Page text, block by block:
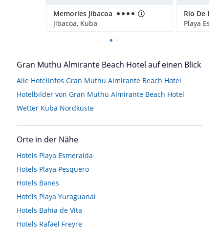
Memories Jibacoa
Jibacoa, Kuba
Playa
Gran Muthu Almirante Beach Hotel auf einen Blick
Alle Hotelinfos Gran Muthu Almirante Beach Hotel
Hotelbilder von Gran Muthu Almirante Beach Hotel
Wetter Kuba Nordküste
Orte in der Nähe
Hotels Playa Esmeralda
Hotels Playa Pesquero
Hotels Banes
Hotels Playa Yuraguanal
Hotels Bahia de Vita
Hotels Rafael Freyre